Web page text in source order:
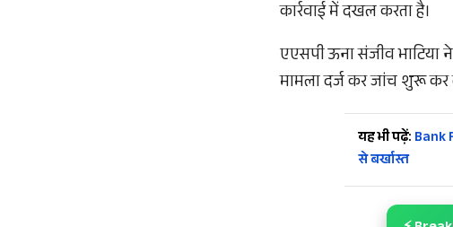
कार्रवाई में दखल करता है।
एएसपी ऊना संजीव भाटिया
मामला दर्ज कर जांच शुरू कर
यह भी पढ़ें: Bank
से बर्खास्त